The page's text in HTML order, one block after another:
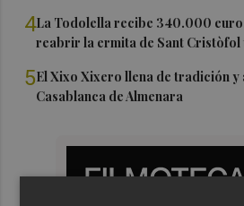
4La Todolella recibe 340.000
reabrir la ermita de Sant Cristòfol
5El Xixo Xixero llena de tradición y
Casablanca de Almenara